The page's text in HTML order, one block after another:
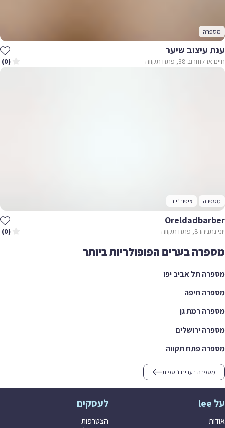
מספרה
ענת עיצוב שיער
חיים ארלוזורוב 38, פתח תקווה (0)
מספרה ציפורניים
Oreldadbarber
יוני נתניהו 8, פתח תקווה (0)
מספרה בערים הפופולריות ביותר
מספרה תל אביב יפו
מספרה חיפה
מספרה רמת גן
מספרה ירושלים
מספרה פתח תקווה
מספרה בערים נוספות
על lee
אודות
לעסקים
הצטרפות